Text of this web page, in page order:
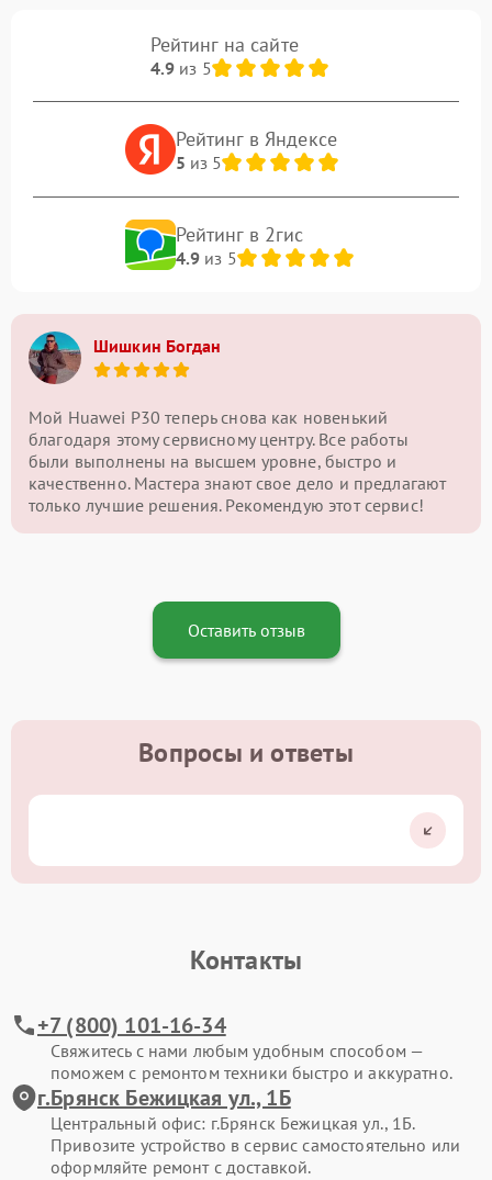
Рейтинг на сайте
4.9из 5
Рейтинг в Яндексе
5 из 5
Рейтинг в 2гис
4.9из 5
Шишкин Богдан
Мой Huawei P30 теперь снова как новенький
благодаря этому сервисному центру. Все работы
были выполнены на высшем уровне, быстро и
качественно. Мастера знают свое дело и предлагают
только лучшие решения. Рекомендую этот сервис!
Оставить отзыв
Вопросы и ответы
Контакты
+7 (800) 101-16-34
Свяжитесь с нами любым удобным способом —
поможем с ремонтом техники быстро и аккуратно.
г.Брянск Бежицкая ул., 1Б
Центральный офис: г.Брянск Бежицкая ул., 1Б.
Привозите устройство в сервис самостоятельно или
оформляйте ремонт с доставкой.